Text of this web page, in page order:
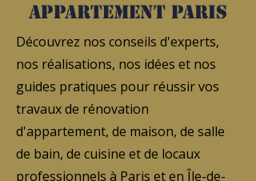
appartement Paris
Découvrez nos conseils d'experts,
nos réalisations, nos idées et nos
guides pratiques pour réussir vos
travaux de rénovation
d'appartement, de maison, de salle
de bain, de cuisine et de locaux
professionnels à Paris et en Île-de-